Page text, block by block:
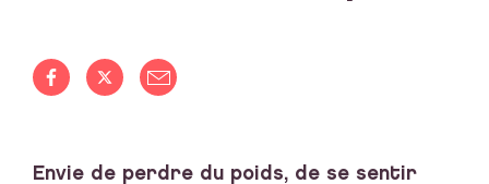
Envie de perdre du poids, de se sentir